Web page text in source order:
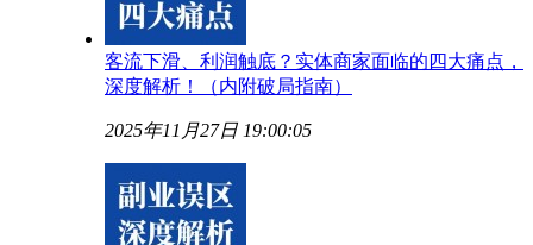
客流下滑、利润触底？实体商家面临的四大痛点，
深度解析！（内附破局指南）
2025年11月27日 19:00:05